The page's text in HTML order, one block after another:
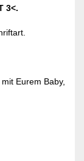
3<.
Eurem Baby,